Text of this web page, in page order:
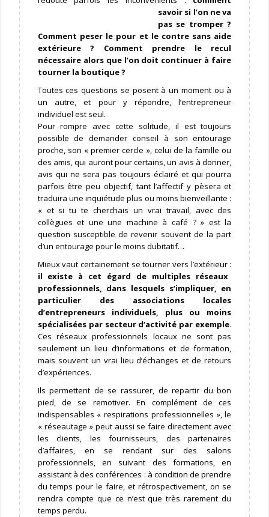
savoir si l’on ne va
pas se tromper ?
Comment peser le pour et le contre sans aide
extérieure ? Comment prendre le recul
nécessaire alors que l’on doit continuer à faire
tourner la boutique ?
Toutes ces questions se posent à un moment ou à
un autre, et pour y répondre, l’entrepreneur
individuel est seul.
Pour rompre avec cette solitude, il est toujours
possible de demander conseil à son entourage
proche, son « premier cercle », celui de la famille ou
des amis, qui auront pour certains, un avis à donner,
avis qui ne sera pas toujours éclairé et qui pourra
parfois être peu objectif, tant l’affectif y pèsera et
traduira une inquiétude plus ou moins bienveillante :
« et si tu te cherchais un vrai travail, avec des
collègues et une une machine à café ? » est la
question susceptible de revenir souvent de la part
d’un entourage pour le moins dubitatif…
Mieux vaut certainement se tourner vers l’extérieur :
il existe à cet égard de multiples réseaux
professionnels, dans lesquels s’impliquer, en
particulier des associations locales
d’entrepreneurs individuels, plus ou moins
spécialisées par secteur d’activité par exemple.
Ces réseaux professionnels locaux ne sont pas
seulement un lieu d’informations et de formation,
mais souvent un vrai lieu d’échanges et de retours
d’expériences.
Ils permettent de se rassurer, de repartir du bon
pied, de se remotiver. En complément de ces
indispensables « respirations professionnelles », le
« réseautage » peut aussi se faire directement avec
les clients, les fournisseurs, des partenaires
d’affaires, en se rendant sur des salons
professionnels, en suivant des formations, en
assistant à des conférences : à condition de prendre
du temps pour le faire, et rétrospectivement, on se
rendra compte que ce n’est que très rarement du
temps perdu.